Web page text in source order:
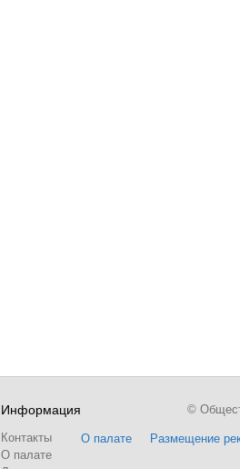
Информация
Контакты
О палате
О палате Размещение
©